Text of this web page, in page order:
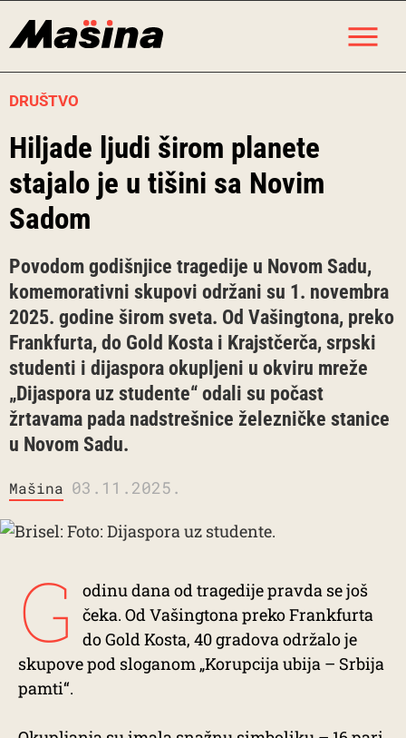
DRUŠTVO
Hiljade ljudi širom planete
stajalo je u tišini sa Novim
Sadom
Povodom godišnjice tragedije u Novom Sadu,
komemorativni skupovi održani su 1. novembra
2025. godine širom sveta. Od Vašingtona, preko
Frankfurta, do Gold Kosta i Krajstčerča, srpski
studenti i dijaspora okupljeni u okviru mreže
„Dijaspora uz studente“ odali su počast
žrtavama pada nadstrešnice železničke stanice
u Novom Sadu.
Mašina 03.11.2025.
G
odinu dana od tragedije pravda se još
čeka. Od Vašingtona preko Frankfurta
do Gold Kosta, 40 gradova održalo je
skupove pod sloganom „Korupcija ubija – Srbija
pamti“.